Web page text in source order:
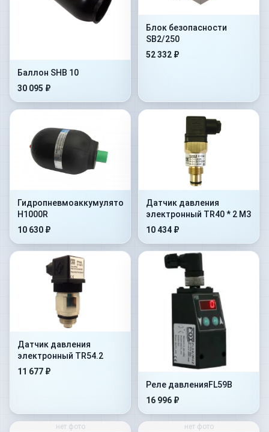
Баллон SHB 10
30 095 ₽
Блок безопасности
SB2/250
52 332 ₽
Гидропневмоаккумулятор
H1000R
10 630 ₽
Датчик давления
электронный TR40 * 2 M3
10 434 ₽
Датчик давления
электронный TR54.2
11 677 ₽
Реле давленияFL59B
16 996 ₽
нет фото нет фото